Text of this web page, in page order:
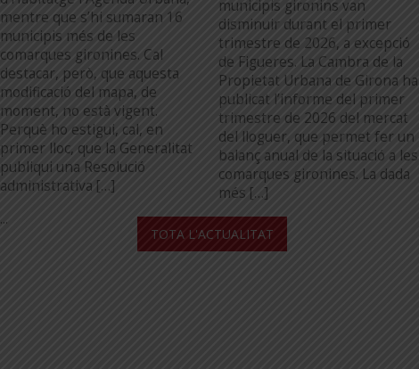
mentre que s’hi sumaran 16
municipis més de les
comarques gironines. Cal
destacar, però, que aquesta
modificació del mapa, de
moment, no està vigent.
Perquè ho estigui, cal, en
primer lloc, que la Generalitat
publiqui una Resolució
administrativa […]
...
municipis gironins van
disminuir durant el primer
trimestre de 2026, a excepció
de Figueres. La Cambra de la
Propietat Urbana de Girona ha
publicat l’informe del primer
trimestre de 2026 del mercat
del lloguer, que permet fer un
balanç anual de la situació a les
comarques gironines. La dada
més […]
...
TOTA L'ACTUALITAT